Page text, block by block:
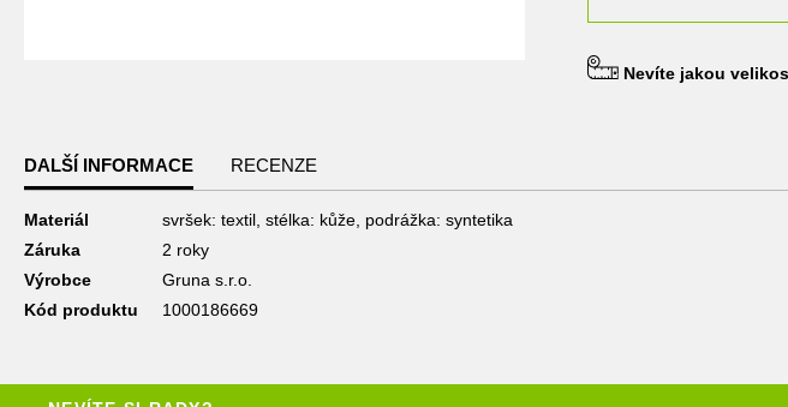
galerie
s
obrázky
Nevíte jakou
DALŠÍ INFORMACE
DALŠÍ
INFORMACE
Materiál
svršek: textil, stélka: kůže, podrážka: syntetika
Záruka
2 roky
Výrobce
Gruna s.r.o.
Kód produktu
1000186669
RECENZE